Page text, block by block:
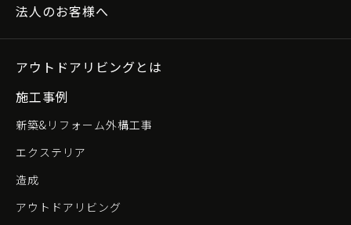
法人のお客様へ
アウトドアリビングとは
施工事例
新築&リフォーム外構工事
エクステリア
造成
アウトドアリビング